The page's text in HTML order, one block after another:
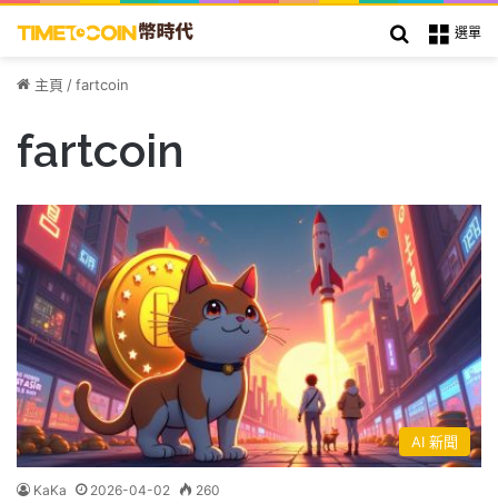
選單
搜索
主頁 /fartcoin
fartcoin
AI 新聞
KaKa 2026-04-02 260